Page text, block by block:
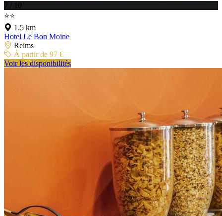
7 / 10
⭐⭐
1.5 km
Hotel Le Bon Moine
Reims
À partir de 97 €
Voir les disponibilités